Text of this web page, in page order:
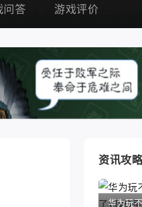
问答 游戏评价
资讯攻略